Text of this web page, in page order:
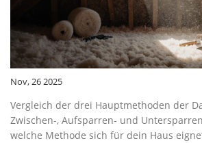
Nov, 26 2025
Vergleich der drei Hauptmethoden der
Zwischen-, Aufsparren- und
welche Methode sich für dein Haus